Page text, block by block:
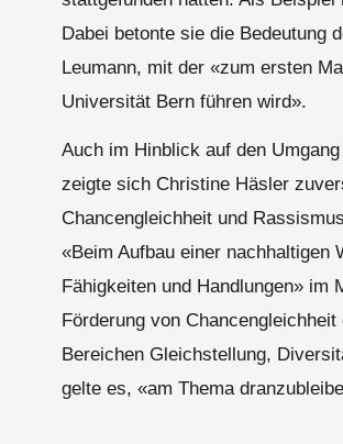
Dabei betonte sie die Bedeutung
Leumann, mit der «zum ersten
Universität Bern führen wird».
Auch im Hinblick auf den
zeigte sich Christine Häsler
Chancengleichheit und
«Beim Aufbau einer
Fähigkeiten und Handlungen»
Förderung von
Bereichen Gleichstellung,
gelte es, «am Thema